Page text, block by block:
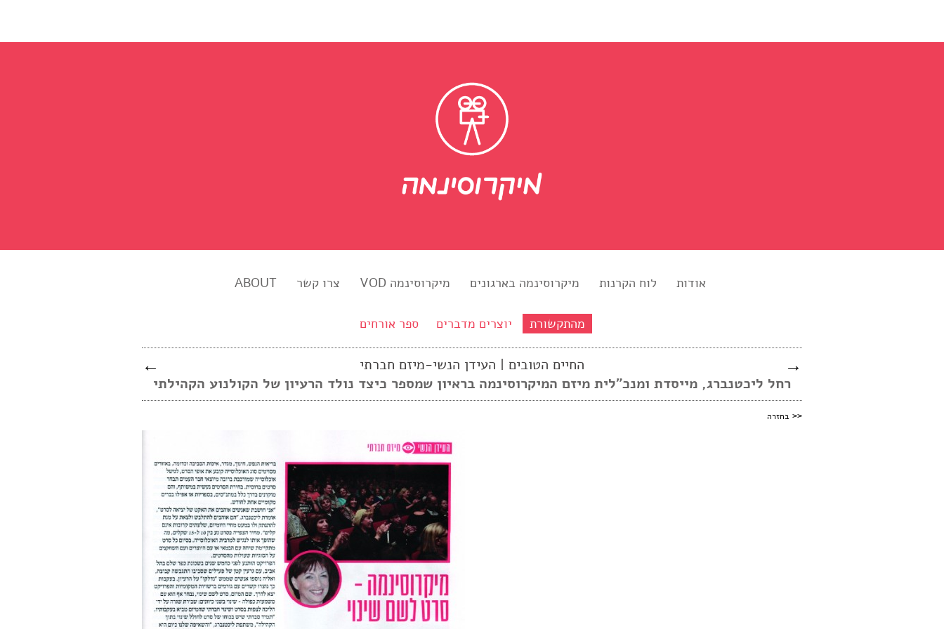
אודות לוח הקרנות מיקרוסינמה בארגונים מיקרוסינמה VOD צרו קשר ABOUT
מהתקשורת יוצרים מדברים ספר אורחים
החיים הטובים | העידן הנשי-מיזם חברתי
רחל ליכטנברג, מייסדת ומנכ"לית מיזם המיקרוסינמה בראיון שמספר כיצד נולד הרעיון של הקולנוע הקהילתי
← →
<< בחזרה